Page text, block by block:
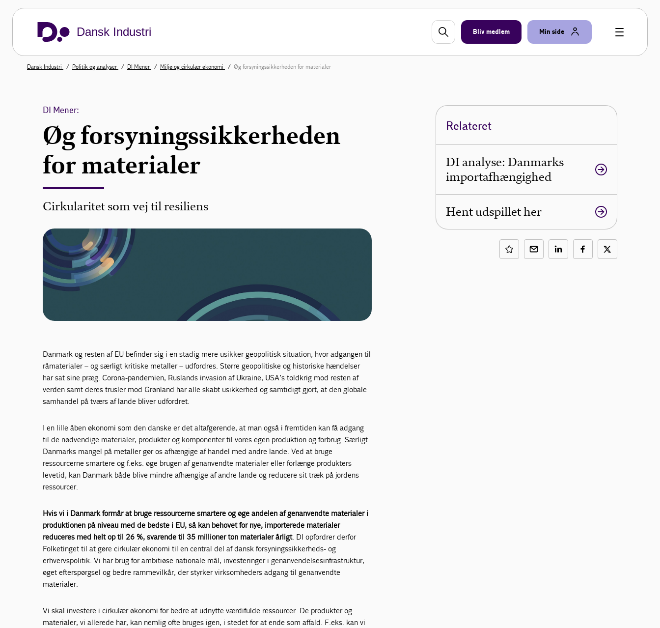
Dansk Industri Bliv medlem Min side
Dansk Industri Politik og analyser DI Mener Miljø og cirkulær økonomi Øg forsyningssikkerheden for materialer
DI Mener:
Øg forsyningssikkerheden
for materialer
Cirkularitet som vej til resiliens
Danmark og resten af EU befinder sig i en stadig mere usikker geopolitisk situation, hvor adgangen til
råmaterialer – og særligt kritiske metaller – udfordres. Større geopolitiske og historiske hændelser
har sat sine præg. Corona-pandemien, Ruslands invasion af Ukraine, USA’s toldkrig mod resten af
verden samt deres trusler mod Grønland har alle skabt usikkerhed og samtidigt gjort, at den globale
samhandel på tværs af lande bliver udfordret.
I en lille åben økonomi som den danske er det altafgørende, at man også i fremtiden kan få adgang
til de nødvendige materialer, produkter og komponenter til vores egen produktion og forbrug. Særligt
Danmarks mangel på metaller gør os afhængige af handel med andre lande. Ved at bruge
ressourcerne smartere og f.eks. øge brugen af genanvendte materialer eller forlænge produkters
levetid, kan Danmark både blive mindre afhængige af andre lande og reducere sit træk på jordens
ressourcer.
Hvis vi i Danmark formår at bruge ressourcerne smartere og øge andelen af genanvendte materialer i
produktionen på niveau med de bedste i EU, så kan behovet for nye, importerede materialer
reduceres med helt op til 26 %, svarende til 35 millioner ton materialer årligt. DI opfordrer derfor
Folketinget til at gøre cirkulær økonomi til en central del af dansk forsyningssikkerheds- og
erhvervspolitik. Vi har brug for ambitiøse nationale mål, investeringer i genanvendelsesinfrastruktur,
øget efterspørgsel og bedre rammevilkår, der styrker virksomheders adgang til genanvendte
materialer.
Vi skal investere i cirkulær økonomi for bedre at udnytte værdifulde ressourcer. De produkter og
materialer, vi allerede har, kan nemlig ofte bruges igen, i stedet for at ende som affald. F.eks. kan vi
Relateret
DI analyse: Danmarks
importafhængighed
Hent udspillet her